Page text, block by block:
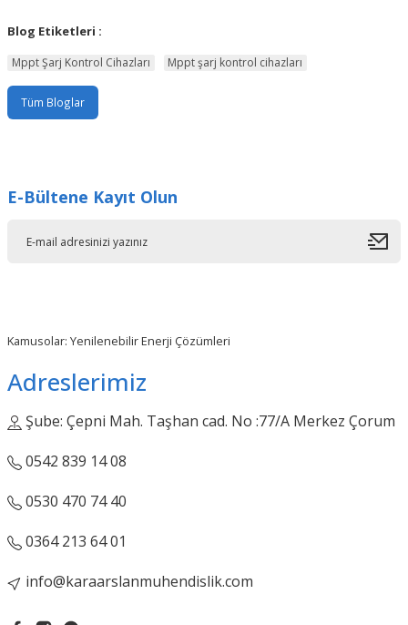
Blog Etiketleri :
Mppt Şarj Kontrol Cihazları Mppt şarj kontrol cihazları
Tüm Bloglar
E-Bültene Kayıt Olun
Kamusolar: Yenilenebilir Enerji Çözümleri
Adreslerimiz
Şube: Çepni Mah. Taşhan cad. No :77/A Merkez Çorum
0542 839 14 08
0530 470 74 40
0364 213 64 01
info@karaarslanmuhendislik.com